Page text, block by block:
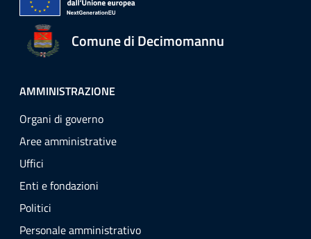
Comune di Decimomannu
AMMINISTRAZIONE
Organi di governo
Aree amministrative
Uffici
Enti e fondazioni
Politici
Personale amministrativo